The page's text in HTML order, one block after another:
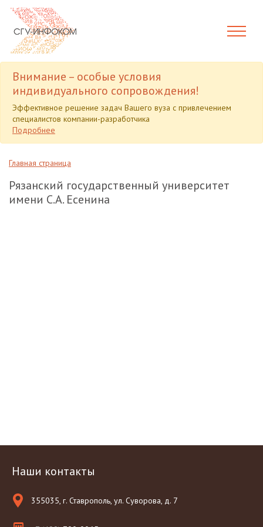
Внимание – особые условия
индивидуального сопровождения!
Эффективное решение задач Вашего вуза с привлечением
специалистов компании-разработчика
Подробнее
Главная страница
Рязанский государственный университет
имени С.А. Есенина
Наши контакты
355035, г. Ставрополь, ул. Суворова, д. 7